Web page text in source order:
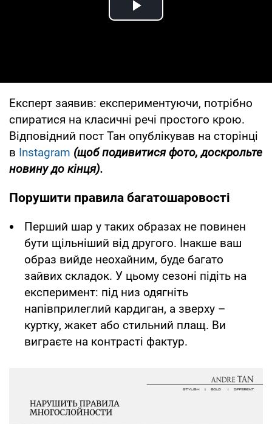
Play Video
Експерт заявив: експериментуючи, потрібно
спиратися на класичні речі простого крою.
Відповідний пост Тан опублікував на сторінці
в Instagram (щоб подивитися фото, доскрольте
новину до кінця).
Порушити правила багатошаровості
Перший шар у таких образах не повинен
бути щільніший від другого. Інакше ваш
образ вийде неохайним, буде багато
зайвих складок. У цьому сезоні підіть на
експеримент: під низ одягніть
напівприлеглий кардиган, а зверху –
куртку, жакет або стильний плащ. Ви
виграєте на контрасті фактур.